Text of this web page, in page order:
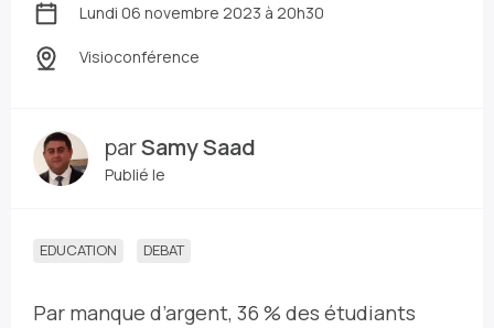
Lundi 06 novembre 2023 à 20h30
Visioconférence
parSamy Saad
Publié le
EDUCATION DEBAT
Par manque d’argent, 36 % des étudiants